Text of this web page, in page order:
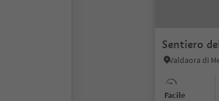
Sentiero
Facile